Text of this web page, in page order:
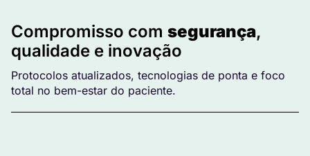
Compromisso com segurança,
qualidade e inovação
Protocolos atualizados, tecnologias de ponta e foco
total no bem-estar do paciente.